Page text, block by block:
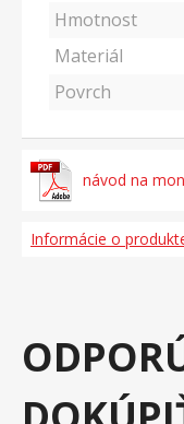
Hmotnost
Materiál
Povrch
návod na
Informácie o